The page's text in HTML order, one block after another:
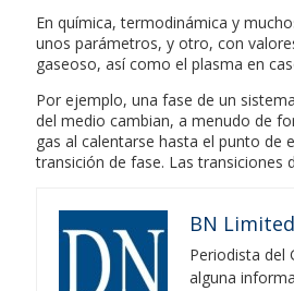
En química, termodinámica y
unos parámetros, y otro, con
gaseoso, así como el plasma en
Por ejemplo, una fase de un
del medio cambian, a menudo de
gas al calentarse hasta el punto de
transición de fase. Las transiciones
BN Limited
Periodista del
alguna